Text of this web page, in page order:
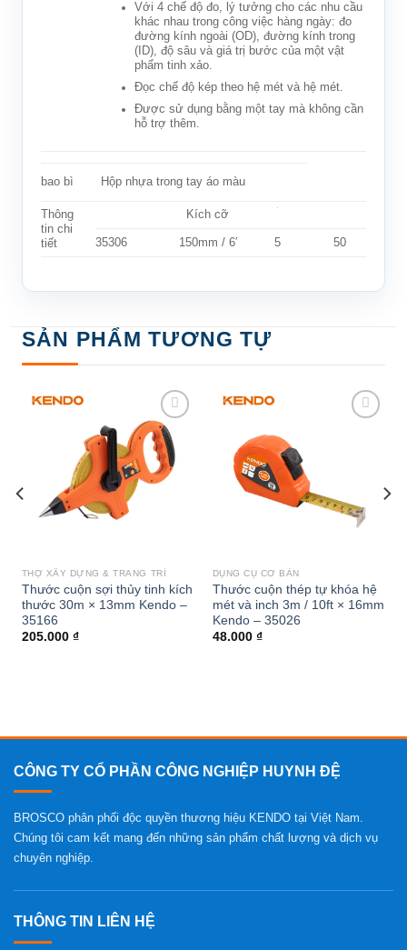
Với 4 chế độ đo, lý tưởng cho các nhu cầu
khác nhau trong công việc hàng ngày: đo
đường kính ngoài (OD), đường kính trong
(ID), độ sâu và giá trị bước của một vật
phẩm tinh xảo.
Đọc chế độ kép theo hệ mét và hệ mét.
Được sử dụng bằng một tay mà không cần
hỗ trợ thêm.
bao bì Hộp nhựa trong tay áo màu
Thông
tin chi
tiết
Kích cỡ
35306 150mm / 6′ 5 50
SẢN PHẨM TƯƠNG TỰ
Add to
wishlist
THỢ XÂY DỰNG & TRANG TRÍ
Thước cuộn sợi thủy tinh kích
thước 30m × 13mm Kendo –
35166
205.000 ₫
DỤNG CỤ CƠ BẢN
Thước cuộn thép tự khóa hệ
mét và inch 3m / 10ft × 16mm
Kendo – 35026
48.000 ₫
CÔNG TY CỔ PHẦN CÔNG NGHIỆP HUYNH ĐỆ
BROSCO phân phối độc quyền thương hiệu KENDO tại Việt Nam.
Chúng tôi cam kết mang đến những sản phẩm chất lượng và dịch vụ
chuyên nghiệp.